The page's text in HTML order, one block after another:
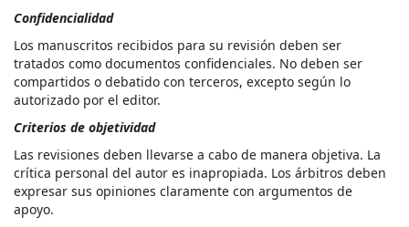
Confidencialidad
Los manuscritos recibidos para su revisión deben ser
tratados como documentos confidenciales. No deben ser
compartidos o debatido con terceros, excepto según lo
autorizado por el editor.
Criterios de objetividad
Las revisiones deben llevarse a cabo de manera objetiva. La
crítica personal del autor es inapropiada. Los árbitros deben
expresar sus opiniones claramente con argumentos de
apoyo.